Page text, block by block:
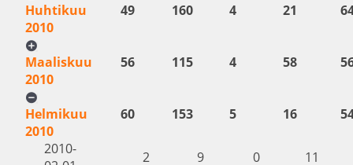
Huhtikuu
2010
49 160 4 21
Maaliskuu
2010
56 115 4 58
Helmikuu
2010
60 153 5 16
2010-
2 9 0 11